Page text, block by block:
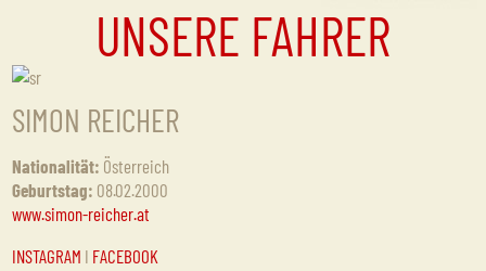
UNSERE FAHRER
SIMON REICHER
Nationalität: Österreich
Geburtstag: 08.02.2000
www.simon-reicher.at
INSTAGRAM I FACEBOOK